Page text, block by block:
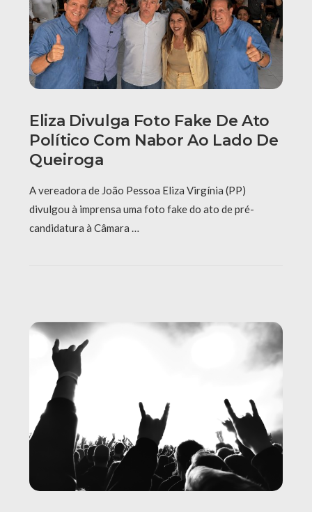
Eliza Divulga Foto Fake De Ato
Político Com Nabor Ao Lado De
Queiroga
A vereadora de João Pessoa Eliza Virgínia (PP)
divulgou à imprensa uma foto fake do ato de pré-
candidatura à Câmara …